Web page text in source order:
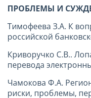
ПРОБЛЕМЫ И
Тимофеева З.А. К
российской
Криворучко С.В..
перевода
Чамокова Ф.А.
риски, проблемы,